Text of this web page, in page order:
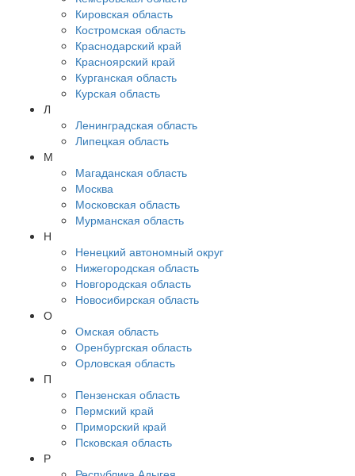
Кировская область
Костромская область
Краснодарский край
Красноярский край
Курганская область
Курская область
Л
Ленинградская область
Липецкая область
М
Магаданская область
Москва
Московская область
Мурманская область
Н
Ненецкий автономный округ
Нижегородская область
Новгородская область
Новосибирская область
О
Омская область
Оренбургская область
Орловская область
П
Пензенская область
Пермский край
Приморский край
Псковская область
Р